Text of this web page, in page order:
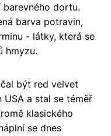
dortu.
barva potravin,
- látky, která se
hmyzu.
být red velvet
a stal se téměř
klasického
se dnes